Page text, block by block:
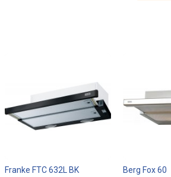
Franke FTC 632L BK Berg Fox 60